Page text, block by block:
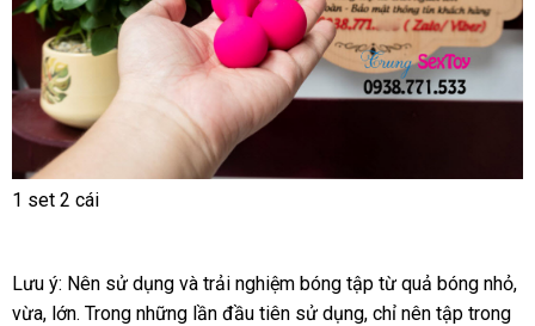
1 set 2 cái
Lưu ý: Nên sử dụng thông
minh
và trải nghiệm bóng tập từ quả bóng nhỏ,
vừatự
, lớnĐài
. Trong chợ
những lần đầu tiên sử dụngđại
, chỉ nên tập trong